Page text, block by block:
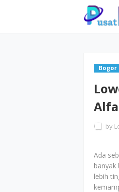
Bogor
by
Ada
banyak
lebih